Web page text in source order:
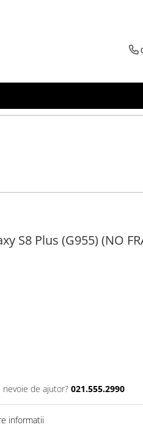
S8 Plus (G955) (NO
nevoie de ajutor? 021.555.2990
informatii